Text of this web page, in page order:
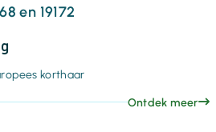
en 19172
korthaar
Ontdek meer